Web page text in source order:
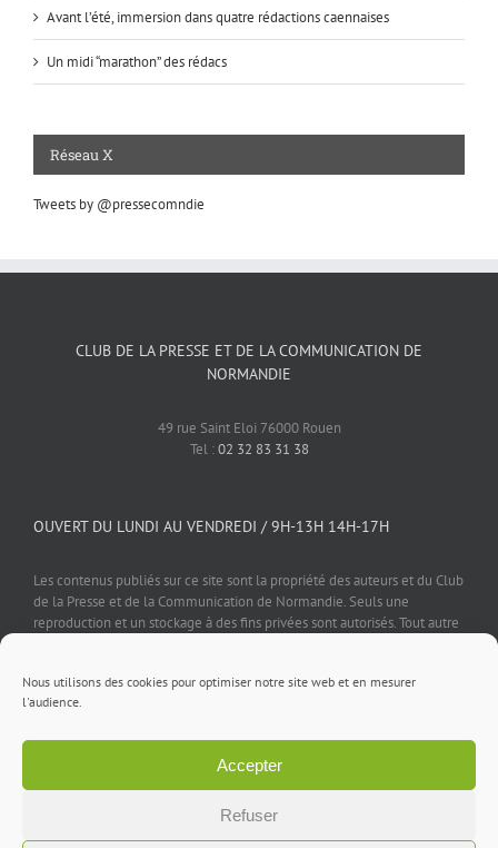
Nous utilisons des cookies pour optimiser notre site web et en mesurer
l'audience.
Accepter
Refuser
Avant l’été, immersion dans quatre rédactions caennaises
Un midi “marathon” des rédacs
Réseau X
Tweets by @pressecomndie
CLUB DE LA PRESSE ET DE LA COMMUNICATION DE
NORMANDIE
49 rue Saint Eloi 76000 Rouen
Tel :02 32 83 31 38
OUVERT DU LUNDI AU VENDREDI / 9H-13H 14H-17H
Les contenus publiés sur ce site sont la propriété des auteurs et du Club
de la Presse et de la Communication de Normandie. Seuls une
reproduction et un stockage à des fins privées sont autorisés. Tout autre
Facebook
X LinkedIn
Rss